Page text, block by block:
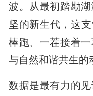
波。从最初踏勘
坚的新生代，这
棒跑、一茬接着
与自然和谐共生的
数据是最有力的